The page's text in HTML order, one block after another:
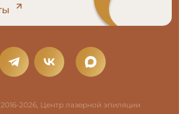
2026, Центр лазерной эпиляции